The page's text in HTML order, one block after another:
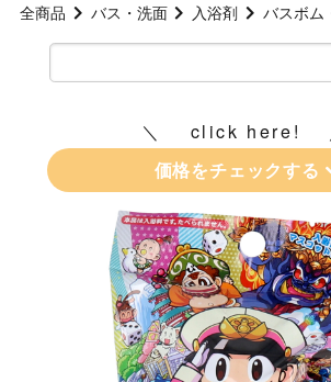
全商品 バス・洗面 入浴剤 バスボム
click here!
価格をチェックする